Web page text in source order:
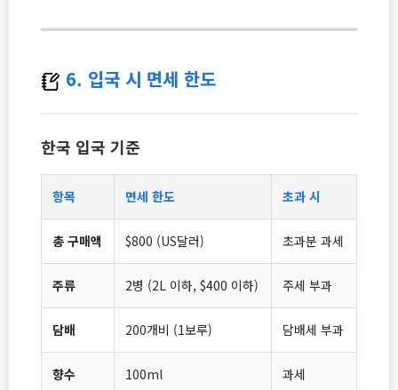
6. 입국 시 면세 한도
한국 입국 기준
항목 면세 한도 초과 시
총 구매액 $800 (US달러) 초과분 과세
주류 2병 (2L 이하, $400 이하) 주세 부과
담배 200개비 (1보루) 담배세 부과
향수 100ml 과세